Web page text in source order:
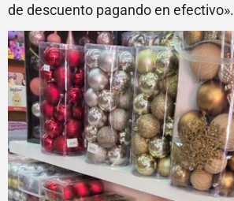
de descuento pagando en efectivo».